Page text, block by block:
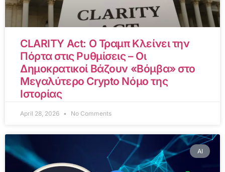
CLARITY Act: Ο Τραμπ Κλείνει την
Πόρτα στις Ρυθμίσεις – Οι
Δημοκρατικοί Βάζουν «Βόμβα» στο
Μεγαλύτερο Crypto Νόμο της
Ιστορίας
April 28, 2026 No Comments
AI